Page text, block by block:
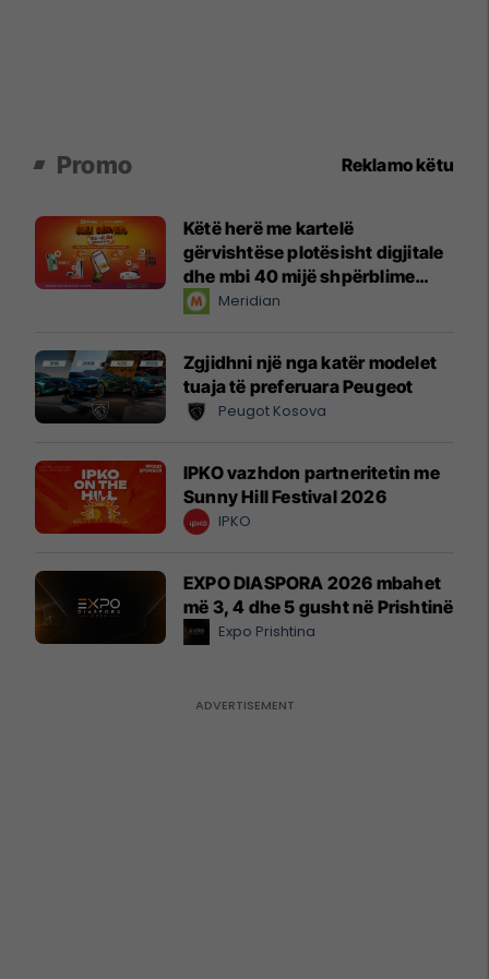
Promo Reklamo këtu
Këtë herë me kartelë
gërvishtëse plotësisht digjitale
dhe mbi 40 mijë shpërblime
instant!Meridian
Zgjidhni një nga katër modelet
tuaja të preferuara Peugeot
Peugot Kosova
IPKO vazhdon partneritetin me
Sunny Hill Festival 2026
IPKO
EXPO DIASPORA 2026 mbahet
më 3, 4 dhe 5 gusht në Prishtinë
Expo Prishtina